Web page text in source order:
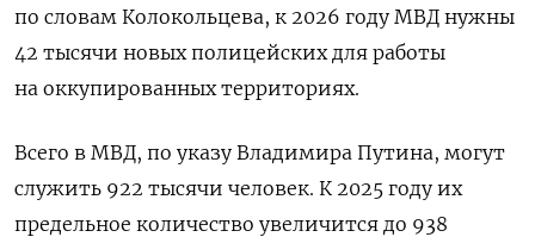
по словам Колокольцева, к 2026 году МВД нужны
42 тысячи новых полицейских для работы
на оккупированных территориях.
Всего в МВД, по указу Владимира Путина, могут
служить 922 тысячи человек. К 2025 году их
предельное количество увеличится до 938